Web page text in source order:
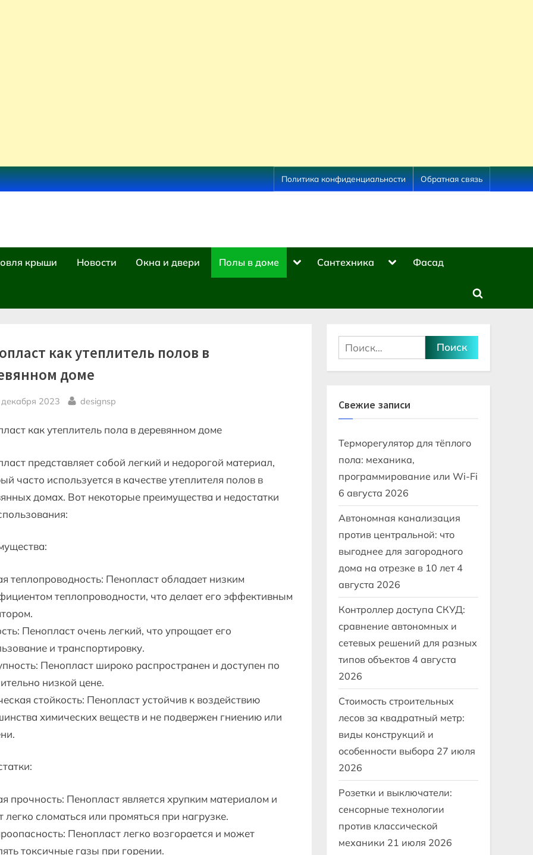
Политика конфиденциальности Обратная связь
крыши Новости Окна и двери Полы в доме
ToggleСантехника
ToggleФасад
Toggle
form
как утеплитель полов в
доме
2023 By
designsp
как утеплитель пола в деревянном доме
представляет собой легкий и недорогой материал,
часто используется в качестве утеплителя полов в
домах. Вот некоторые преимущества и недостатки
теплопроводность: Пенопласт обладает низким
теплопроводности, что делает его эффективным
Пенопласт очень легкий, что упрощает его
и транспортировку.
Пенопласт широко распространен и доступен по
низкой цене.
стойкость: Пенопласт устойчив к воздействию
химических веществ и не подвержен гниению или
прочность: Пенопласт является хрупким материалом и
легко сломаться или промяться при нагрузке.
Пенопласт легко возгорается и может
токсичные газы при горении.
Найти:
Свежие записи
Терморегулятор для тёплого
пола: механика,
программирование или Wi-Fi
6 августа 2026
Автономная канализация
против центральной: что
выгоднее для загородного
дома на отрезке в 10 лет 4
августа 2026
Контроллер доступа СКУД:
сравнение автономных и
сетевых решений для разных
типов объектов 4 августа
2026
Стоимость строительных
лесов за квадратный метр:
виды конструкций и
особенности выбора 27 июля
2026
Розетки и выключатели:
сенсорные технологии
против классической
механики 21 июля 2026